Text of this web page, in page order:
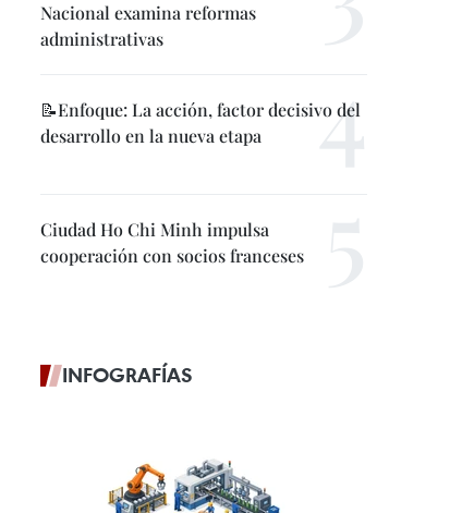
Nacional examina reformas
administrativas
📝Enfoque: La acción, factor decisivo del
desarrollo en la nueva etapa
Ciudad Ho Chi Minh impulsa
cooperación con socios franceses
INFOGRAFÍAS